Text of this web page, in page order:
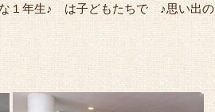
１年生♪ は子どもたちで ♪思い出の